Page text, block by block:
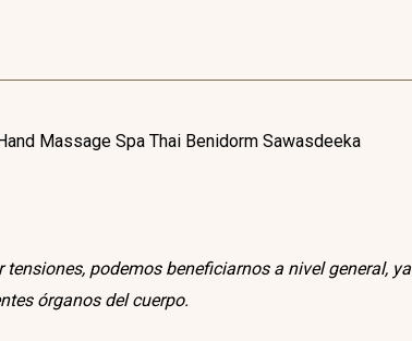
tensiones, podemos beneficiarnos a nivel general, ya
órganos del cuerpo.